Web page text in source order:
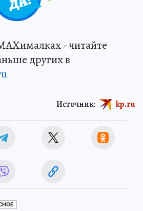
- читайте
других в
Источник: kp.ru